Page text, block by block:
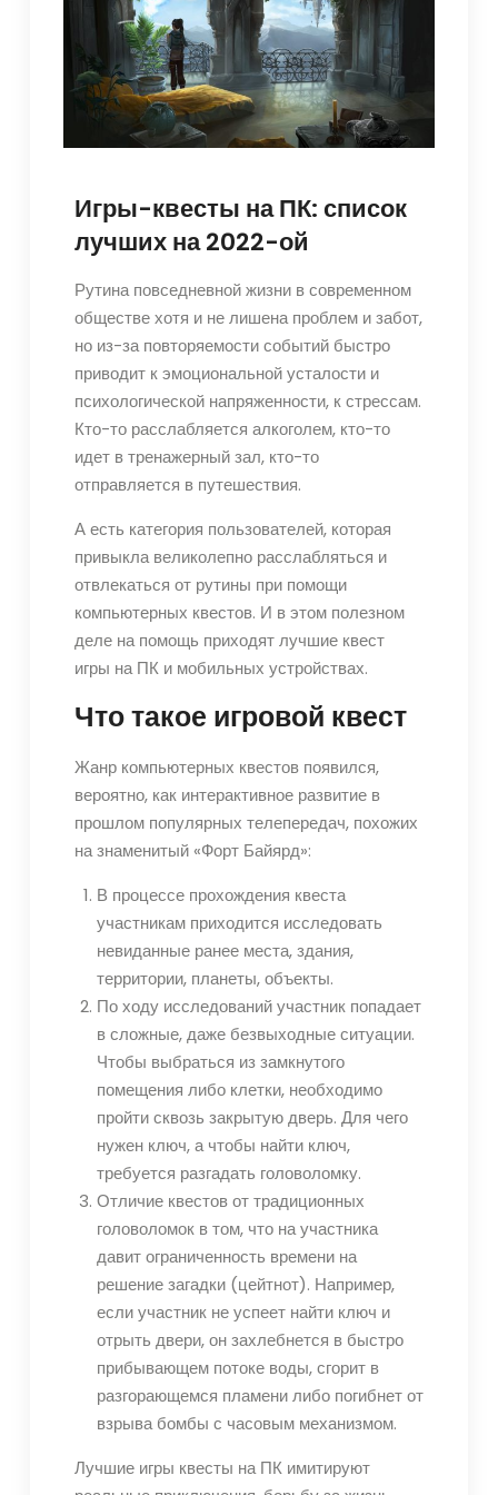
Игры-квесты на ПК: список
лучших на 2022-ой
Рутина повседневной жизни в современном
обществе хотя и не лишена проблем и забот,
но из-за повторяемости событий быстро
приводит к эмоциональной усталости и
психологической напряженности, к стрессам.
Кто-то расслабляется алкоголем, кто-то
идет в тренажерный зал, кто-то
отправляется в путешествия.
А есть категория пользователей, которая
привыкла великолепно расслабляться и
отвлекаться от рутины при помощи
компьютерных квестов. И в этом полезном
деле на помощь приходят лучшие квест
игры на ПК и мобильных устройствах.
Что такое игровой квест
Жанр компьютерных квестов появился,
вероятно, как интерактивное развитие в
прошлом популярных телепередач, похожих
на знаменитый «Форт Байярд»:
В процессе прохождения квеста
участникам приходится исследовать
невиданные ранее места, здания,
территории, планеты, объекты.
По ходу исследований участник попадает
в сложные, даже безвыходные ситуации.
Чтобы выбраться из замкнутого
помещения либо клетки, необходимо
пройти сквозь закрытую дверь. Для чего
нужен ключ, а чтобы найти ключ,
требуется разгадать головоломку.
Отличие квестов от традиционных
головоломок в том, что на участника
давит ограниченность времени на
решение загадки (цейтнот). Например,
если участник не успеет найти ключ и
отрыть двери, он захлебнется в быстро
прибывающем потоке воды, сгорит в
разгорающемся пламени либо погибнет от
взрыва бомбы с часовым механизмом.
Лучшие игры квесты на ПК имитируют